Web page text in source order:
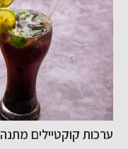
ערכות קוקטיילים